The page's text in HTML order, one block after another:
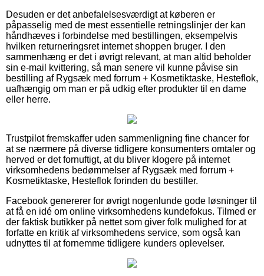
Desuden er det anbefalelsesværdigt at køberen er
påpasselig med de mest essentielle retningslinjer der kan
håndhæves i forbindelse med bestillingen, eksempelvis
hvilken returneringsret internet shoppen bruger. I den
sammenhæng er det i øvrigt relevant, at man altid beholder
sin e-mail kvittering, så man senere vil kunne påvise sin
bestilling af Rygsæk med forrum + Kosmetiktaske, Hesteflok,
uafhængig om man er på udkig efter produkter til en dame
eller herre.
Trustpilot fremskaffer uden sammenligning fine chancer for
at se nærmere på diverse tidligere konsumenters omtaler og
herved er det fornuftigt, at du bliver klogere på internet
virksomhedens bedømmelser af Rygsæk med forrum +
Kosmetiktaske, Hesteflok forinden du bestiller.
Facebook genererer for øvrigt nogenlunde gode løsninger til
at få en idé om online virksomhedens kundefokus. Tilmed er
der faktisk butikker på nettet som giver folk mulighed for at
forfatte en kritik af virksomhedens service, som også kan
udnyttes til at fornemme tidligere kunders oplevelser.